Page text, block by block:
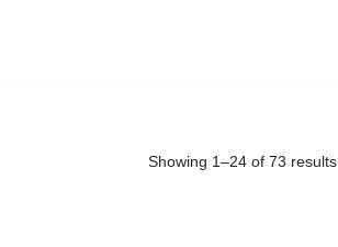
Showing 1–24 of 73 results